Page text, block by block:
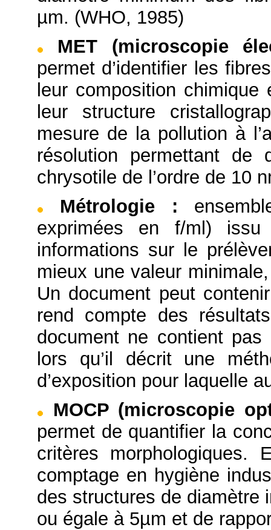
µm. (WHO, 1985)
MET (microscopie
permet d’identifier les
leur composition
leur structure
mesure de la pollution à
résolution permettant de
chrysotile de l’ordre de 10
Métrologie :
exprimées en f/ml) issu
informations sur le
mieux une valeur
Un document peut
rend compte des
document ne contient
lors qu’il décrit une
d’exposition pour laquelle
MOCP (microscopie
permet de quantifier la
critères
comptage en hygiène
des structures de diamètre
ou égale à 5µm et de